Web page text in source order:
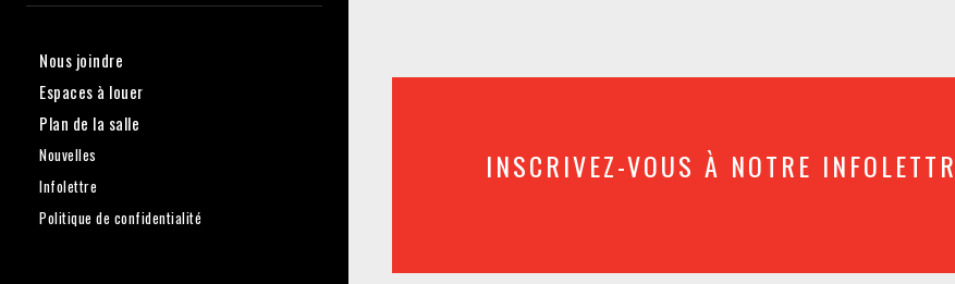
Nous joindre
Espaces à louer
Plan de la salle
Nouvelles
Infolettre
Politique de confidentialité
INSCRIVEZ-VOUS À NOTRE